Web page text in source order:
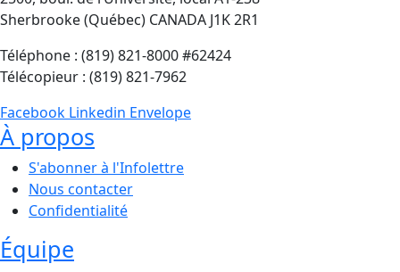
Sherbrooke (Québec) CANADA J1K 2R1
Téléphone : (819) 821-8000 #62424
Télécopieur : (819) 821-7962
Facebook Linkedin Envelope
À propos
S'abonner à l'Infolettre
Nous contacter
Confidentialité
Équipe